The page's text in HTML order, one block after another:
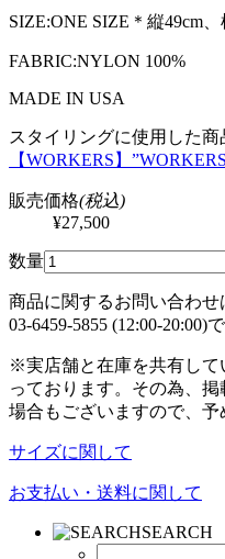
SIZE:ONE SIZE＊縦49cm、
FABRIC:NYLON 100%
MADE IN USA
スタイリングに使用した商
【WORKERS】
販売価格(税込)
¥27,500
数量
商品に関するお問い合わせ
03-6459-5855 (12:00-20:00)
※実店舗と在庫を共有して
っております。その為、
場合もございますので、予
サイズに関して
お支払い・送料に関して
SEARCH